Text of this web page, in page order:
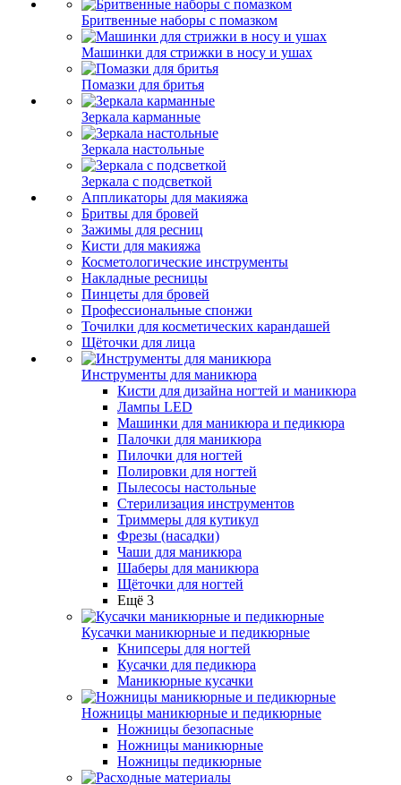
Бритвенные наборы с помазком
Машинки для стрижки в носу и ушах
Помазки для бритья
Зеркала карманные
Зеркала настольные
Зеркала с подсветкой
Аппликаторы для макияжа
Бритвы для бровей
Зажимы для ресниц
Кисти для макияжа
Косметологические инструменты
Накладные ресницы
Пинцеты для бровей
Профессиональные спонжи
Точилки для косметических карандашей
Щёточки для лица
Инструменты для маникюра
Кисти для дизайна ногтей и маникюра
Лампы LED
Машинки для маникюра и педикюра
Палочки для маникюра
Пилочки для ногтей
Полировки для ногтей
Пылесосы настольные
Стерилизация инструментов
Триммеры для кутикул
Фрезы (насадки)
Чаши для маникюра
Шаберы для маникюра
Щёточки для ногтей
Ещё 3
Кусачки маникюрные и педикюрные
Книпсеры для ногтей
Кусачки для педикюра
Маникюрные кусачки
Ножницы маникюрные и педикюрные
Ножницы безопасные
Ножницы маникюрные
Ножницы педикюрные